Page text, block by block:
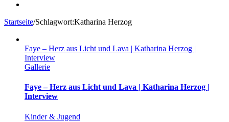
Startseite/Schlagwort:Katharina Herzog
Faye – Herz aus Licht und Lava | Katharina Herzog |
Interview
Gallerie
Faye – Herz aus Licht und Lava | Katharina Herzog |
Interview
Kinder & Jugend